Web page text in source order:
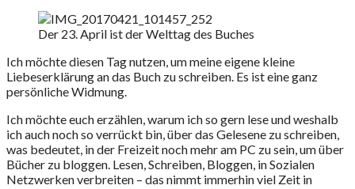
Der 23. April ist der Welttag des Buches
Ich möchte diesen Tag nutzen, um meine eigene kleine
Liebeserklärung an das Buch zu schreiben. Es ist eine ganz
persönliche Widmung.
Ich möchte euch erzählen, warum ich so gern lese und weshalb
ich auch noch so verrückt bin, über das Gelesene zu schreiben,
was bedeutet, in der Freizeit noch mehr am PC zu sein, um über
Bücher zu bloggen. Lesen, Schreiben, Bloggen, in Sozialen
Netzwerken verbreiten – das nimmt immerhin viel Zeit in